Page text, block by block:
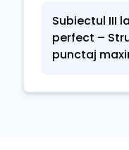
Subiectul III
perfect –
punctaj